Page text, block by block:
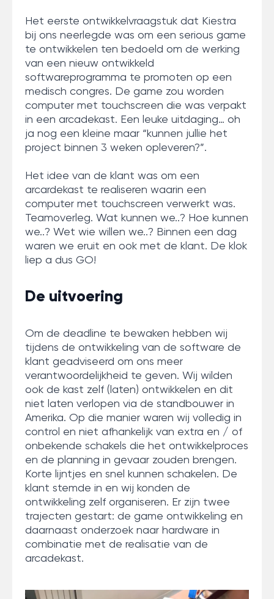
Het eerste ontwikkelvraagstuk dat Kiestra
bij ons neerlegde was om een serious game
te ontwikkelen ten bedoeld om de werking
van een nieuw ontwikkeld
softwareprogramma te promoten op een
medisch congres. De game zou worden
computer met touchscreen die was verpakt
in een arcadekast. Een leuke uitdaging… oh
ja nog een kleine maar “kunnen jullie het
project binnen 3 weken opleveren?”.
Het idee van de klant was om een
arcardekast te realiseren waarin een
computer met touchscreen verwerkt was.
Teamoverleg. Wat kunnen we..? Hoe kunnen
we..? Wet wie willen we..? Binnen een dag
waren we eruit en ook met de klant. De klok
liep a dus GO!
De uitvoering
Om de deadline te bewaken hebben wij
tijdens de ontwikkeling van de software de
klant geadviseerd om ons meer
verantwoordelijkheid te geven. Wij wilden
ook de kast zelf (laten) ontwikkelen en dit
niet laten verlopen via de standbouwer in
Amerika. Op die manier waren wij volledig in
control en niet afhankelijk van extra en / of
onbekende schakels die het ontwikkelproces
en de planning in gevaar zouden brengen.
Korte lijntjes en snel kunnen schakelen. De
klant stemde in en wij konden de
ontwikkeling zelf organiseren. Er zijn twee
trajecten gestart: de game ontwikkeling en
daarnaast onderzoek naar hardware in
combinatie met de realisatie van de
arcadekast.